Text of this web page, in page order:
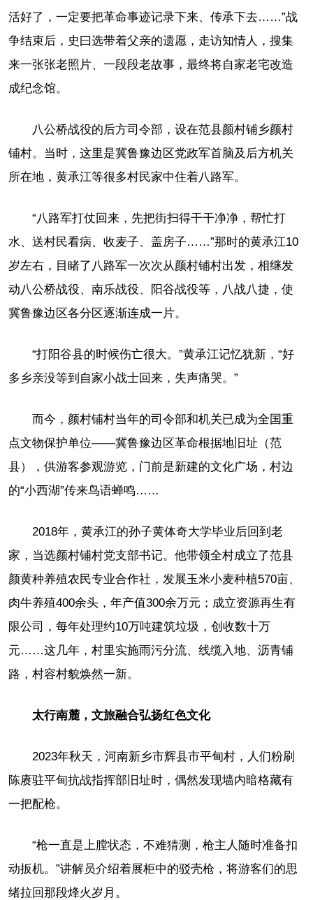
活好了，一定要把革命事迹记录下来、传承下去……”战
争结束后，史曰选带着父亲的遗愿，走访知情人，搜集
来一张张老照片、一段段老故事，最终将自家老宅改造
成纪念馆。
八公桥战役的后方司令部，设在范县颜村铺乡颜村
铺村。当时，这里是冀鲁豫边区党政军首脑及后方机关
所在地，黄承江等很多村民家中住着八路军。
“八路军打仗回来，先把街扫得干干净净，帮忙打
水、送村民看病、收麦子、盖房子……”那时的黄承江10
岁左右，目睹了八路军一次次从颜村铺村出发，相继发
动八公桥战役、南乐战役、阳谷战役等，八战八捷，使
冀鲁豫边区各分区逐渐连成一片。
“打阳谷县的时候伤亡很大。”黄承江记忆犹新，“好
多乡亲没等到自家小战士回来，失声痛哭。”
而今，颜村铺村当年的司令部和机关已成为全国重
点文物保护单位——冀鲁豫边区革命根据地旧址（范
县），供游客参观游览，门前是新建的文化广场，村边
的“小西湖”传来鸟语蝉鸣……
2018年，黄承江的孙子黄体奇大学毕业后回到老
家，当选颜村铺村党支部书记。他带领全村成立了范县
颜黄种养殖农民专业合作社，发展玉米小麦种植570亩、
肉牛养殖400余头，年产值300余万元；成立资源再生有
限公司，每年处理约10万吨建筑垃圾，创收数十万
元……这几年，村里实施雨污分流、线缆入地、沥青铺
路，村容村貌焕然一新。
太行南麓，文旅融合弘扬红色文化
2023年秋天，河南新乡市辉县市平甸村，人们粉刷
陈赓驻平甸抗战指挥部旧址时，偶然发现墙内暗格藏有
一把配枪。
“枪一直是上膛状态，不难猜测，枪主人随时准备扣
动扳机。”讲解员介绍着展柜中的驳壳枪，将游客们的思
绪拉回那段烽火岁月。